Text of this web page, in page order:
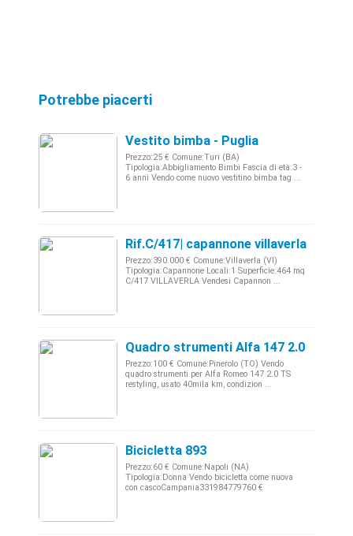
Potrebbe piacerti
Vestito bimba - Puglia
Prezzo:25 € Comune:Turi (BA)
Tipologia:Abbigliamento Bimbi Fascia di età:3 -
6 anni Vendo come nuovo vestitino bimba tag ...
Rif.C/417| capannone villaverla
Prezzo:390.000 € Comune:Villaverla (VI)
Tipologia:Capannone Locali:1 Superficie:464 mq
C/417 VILLAVERLA Vendesi Capannon ...
Quadro strumenti Alfa 147 2.0 TS
Prezzo:100 € Comune:Pinerolo (TO) Vendo
quadro strumenti per Alfa Romeo 147 2.0 TS
restyling, usato 40mila km, condizion ...
Bicicletta 893
Prezzo:60 € Comune:Napoli (NA)
Tipologia:Donna Vendo bicicletta come nuova
con cascoCampania331984779760 €